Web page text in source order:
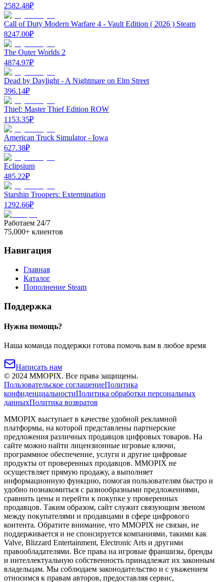
2582.48₽
Call of Duty Modern Warfare 4 - Vault Edition ( 2026 ) Steam
8247.00₽
The Outer Worlds 2
4874.97₽
Dead by Daylight - A Nightmare on Elm Street
396.14₽
Thief: Master Thief Edition ROW
1153.35₽
American Truck Simulator - Iowa
627.38₽
Eclipsium
485.22₽
Starship Troopers: Extermination
1292.66₽
Работаем 24/7
75,000+ клиентов
Навигация
Главная
Каталог
Пополнение Steam
Поддержка
Нужна помощь?
Наша команда поддержки готова помочь вам в любое время
Написать нам
© 2024 MMOPIX. Все права защищены.
Пользовательское соглашениеПолитика
конфиденциальностиПолитика обработки персональных
данныхПолитика возвратов
MMOPIX выступает в качестве удобной рекламной
платформы, на которой представлены партнерские
предложения различных продавцов цифровых товаров. На
сайте можно найти лицензионные игровые ключи,
программное обеспечение, услуги и другие цифровые
продукты от проверенных продавцов. MMOPIX не
осуществляет прямую продажу, а выполняет
информационную функцию, помогая пользователям быстро и
удобно познакомиться с разнообразными предложениями,
сравнить цены и перейти к покупке у проверенных
продавцов. Таким образом, сайт служит связующим звеном
между покупателями и продавцами в сфере цифрового
контента. Обратите внимание, что MMOPIX не связан, не
поддерживается и не спонсируется компаниями, такими как
Valve, Blizzard Entertainment, Electronic Arts и другими
правообладателями. Все права на игровые франшизы, бренды
и интеллектуальную собственность принадлежат их законным
владельцам. Мы соблюдаем законодательство и с уважением
относимся к правам авторов, предоставляя сервис,